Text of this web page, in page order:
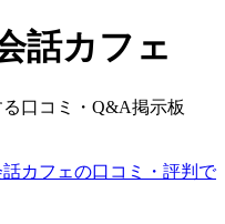
話カフェ
口コミ・Q&A掲示板
カフェの口コミ・評判で